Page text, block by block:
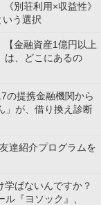
別荘利用×収益性》
う選択
金融資産1億円以上
は、どこにあるの
の提携金融機関から
」が、借り換え診断
達紹介プログラムを
ばないんですか？
『ヨソック』、